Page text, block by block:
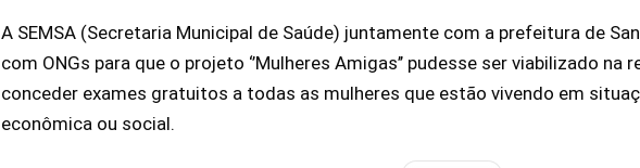
A SEMSA (Secretaria Municipal de Saúde) juntamente com a prefeitura de
com ONGs para que o projeto ‘’Mulheres Amigas’’ pudesse ser viabilizado
conceder exames gratuitos a todas as mulheres que estão vivendo em
econômica ou social.